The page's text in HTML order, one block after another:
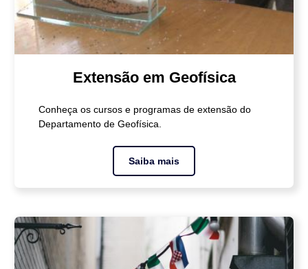
Extensão em Geofísica
Conheça os cursos e programas de extensão do
Departamento de Geofísica.
Saiba mais